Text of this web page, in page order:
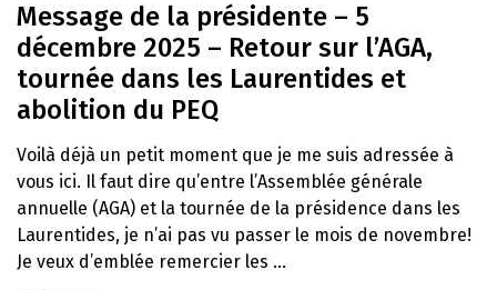
Message de la présidente – 5
décembre 2025 – Retour sur l’AGA,
tournée dans les Laurentides et
abolition du PEQ
Voilà déjà un petit moment que je me suis adressée à
vous ici. Il faut dire qu’entre l’Assemblée générale
annuelle (AGA) et la tournée de la présidence dans les
Laurentides, je n’ai pas vu passer le mois de novembre!
Je veux d’emblée remercier les ...